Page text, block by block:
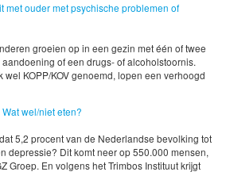
met ouder met psychische problemen of
groeien op in een gezin met één of twee
of een drugs- of alcoholstoornis.
KOPP/KOV genoemd, lopen een verhoogd
wel/niet eten?
5,2 procent van de Nederlandse bevolking tot
depressie? Dit komt neer op 550.000 mensen,
Groep. En volgens het Trimbos Instituut krijgt